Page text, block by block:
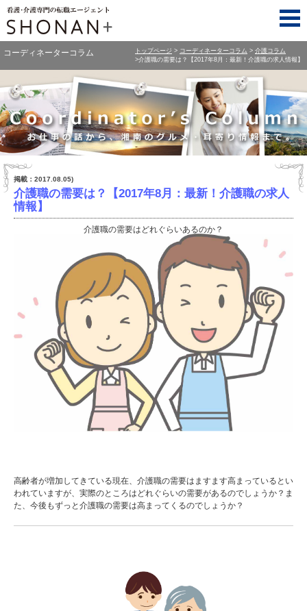
コーディネーターコラム トップページ コーディネーターコラム
介護コラム
介護職の需要は？【2017年8月：最新！介護職の求人情報】
Coordinator's Column お仕事の話から、湘南のグルメ・耳寄り情報まで。
掲載：2017.08.05)
介護職の需要は？【2017年8月：最新！介護職の求人
情報】
介護職の需要はどれぐらいあるのか？
高齢者が増加してきている現在、介護職の需要はますます高まっているとい
われていますが、実際のところはどれぐらいの需要があるのでしょうか？ま
た、今後もずっと介護職の需要は高まってくるのでしょうか？